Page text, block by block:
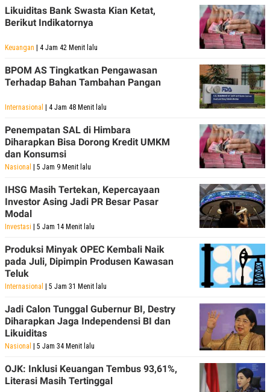
Likuiditas Bank Swasta Kian Ketat,
Berikut Indikatornya
Keuangan | 4 Jam 42 Menit lalu
BPOM AS Tingkatkan Pengawasan
Terhadap Bahan Tambahan Pangan
Internasional | 4 Jam 48 Menit lalu
Penempatan SAL di Himbara
Diharapkan Bisa Dorong Kredit UMKM
dan Konsumsi
Nasional | 5 Jam 9 Menit lalu
IHSG Masih Tertekan, Kepercayaan
Investor Asing Jadi PR Besar Pasar
Modal
Investasi | 5 Jam 14 Menit lalu
Produksi Minyak OPEC Kembali Naik
pada Juli, Dipimpin Produsen Kawasan
Teluk
Internasional | 5 Jam 31 Menit lalu
Jadi Calon Tunggal Gubernur BI, Destry
Diharapkan Jaga Independensi BI dan
Likuiditas
Nasional | 5 Jam 34 Menit lalu
OJK: Inklusi Keuangan Tembus 93,61%,
Literasi Masih Tertinggal